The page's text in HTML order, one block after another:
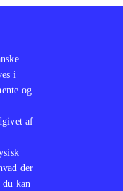
i
og
af
der
du kan